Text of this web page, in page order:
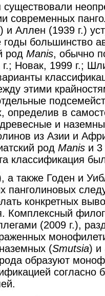
современных
и Аллен (1939 г.)
большинство
род Manis, обычно
Новак, 1999 г.;
этими
определив в
и
из Азии и
род Manis и
классификация
а также Годен и
панголиновых
конкретных
Комплексный
(2009 г.),
(Smutsia) и
образуют
согласно